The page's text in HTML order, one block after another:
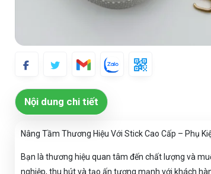
Nội dung chi tiết
Nâng Tầm Thương Hiệu Với Stick Cao Cấp – Phụ
Bạn là thương hiệu quan tâm đến chất lượng và
nghiệp, thu hút và tạo ấn tượng mạnh với khách